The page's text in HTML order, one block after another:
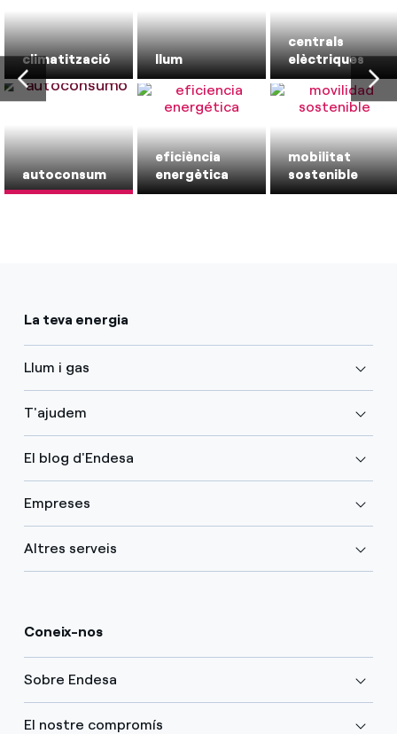
climatització
autoconsum
llum
eficiència
energètica
centrals
elèctriques
mobilitat
sostenible
La teva energia
Llum i gas
T'ajudem
El blog d'Endesa
Empreses
Altres serveis
Coneix-nos
Sobre Endesa
El nostre compromís